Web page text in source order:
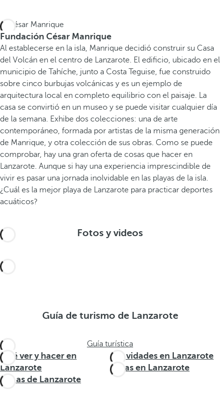
Fundación César Manrique
Al establecerse en la isla, Manrique decidió construir su Casa
del Volcán en el centro de Lanzarote. El edificio, ubicado en el
municipio de Tahíche, junto a Costa Teguise, fue construido
sobre cinco burbujas volcánicas y es un ejemplo de
arquitectura local en completo equilibrio con el paisaje. La
casa se convirtió en un museo y se puede visitar cualquier día
de la semana. Exhibe dos colecciones: una de arte
contemporáneo, formada por artistas de la misma generación
de Manrique, y otra colección de sus obras. Como se puede
comprobar, hay una gran oferta de cosas que hacer en
Lanzarote. Aunque si hay una experiencia imprescindible de
vivir es pasar una jornada inolvidable en las playas de la isla.
¿Cuál es la mejor playa de Lanzarote para practicar deportes
acuáticos?
Fotos y videos
Guía de turismo de Lanzarote
Guía turística
Qué ver y hacer en
Lanzarote
Actividades en Lanzarote
Rutas en Lanzarote
Zonas de Lanzarote